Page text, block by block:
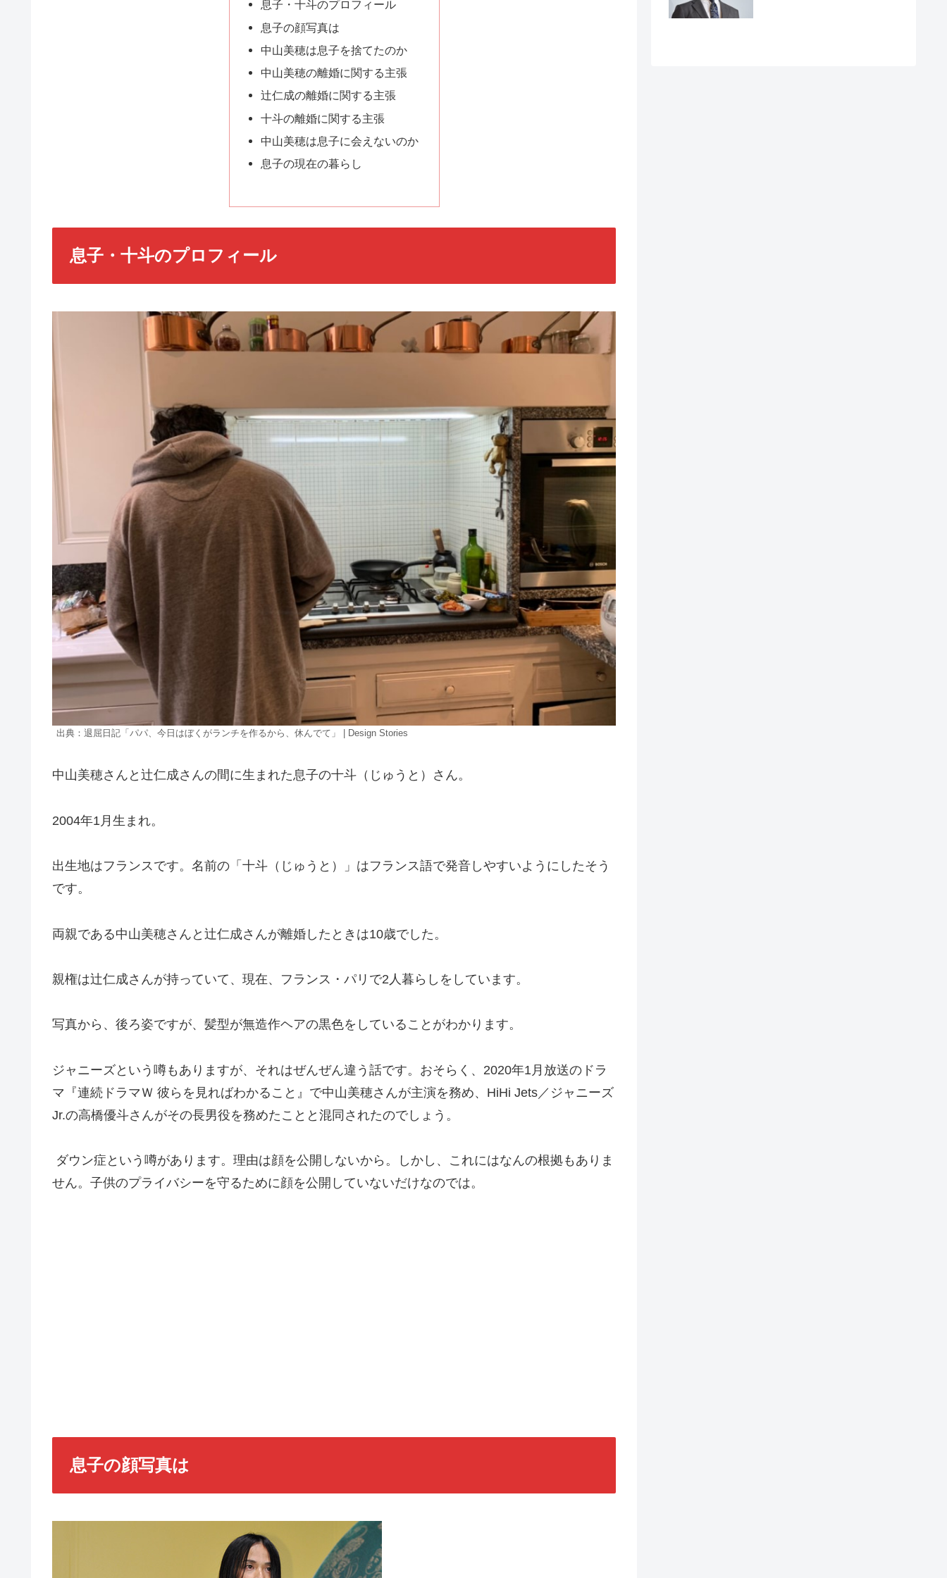
息子・十斗のプロフィール
息子の顔写真は
中山美穂は息子を捨てたのか
中山美穂の離婚に関する主張
辻仁成の離婚に関する主張
十斗の離婚に関する主張
中山美穂は息子に会えないのか
息子の現在の暮らし
息子・十斗のプロフィール
出典：退屈日記「パパ、今日はぼくがランチを作るから、休んでて」 | Design Stories
中山美穂さんと辻仁成さんの間に生まれた息子の十斗（じゅうと）さん。
2004年1月生まれ。
出生地はフランスです。名前の「十斗（じゅうと）」はフランス語で発音しやすいようにしたそう
です。
両親である中山美穂さんと辻仁成さんが離婚したときは10歳でした。
親権は辻仁成さんが持っていて、現在、フランス・パリで2人暮らしをしています。
写真から、後ろ姿ですが、髪型が無造作ヘアの黒色をしていることがわかります。
ジャニーズという噂もありますが、それはぜんぜん違う話です。おそらく、2020年1月放送のドラ
マ『連続ドラマＷ 彼らを見ればわかること』で中山美穂さんが主演を務め、HiHi Jets／ジャニーズ
Jr.の高橋優斗さんがその長男役を務めたことと混同されたのでしょう。
ダウン症という噂があります。理由は顔を公開しないから。しかし、これにはなんの根拠もありま
せん。子供のプライバシーを守るために顔を公開していないだけなのでは。
息子の顔写真は